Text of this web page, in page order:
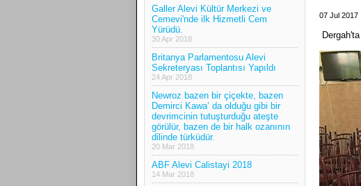
Galler Alevi Kültür Merkezi ve
Cemevi'nde ilk Hizmetli Cem
Yürüdü.
30 Apr 2018
Britanya Parlamentosu Alevi
Sekreteryası Toplantısı Yapıldı
24 Apr 2018
Newroz bazen bir çiçekte, bazen
Demirci Kawa’ da olduğu gibi bir
devrimcinin tutuşturduğu ateşte
görülür, bazen de bir halk ozanının
dilinde türküdür.
20 Mar 2018
ABF Alevi Calistayi 2018
14 Mar 2018
07 Jul 2017